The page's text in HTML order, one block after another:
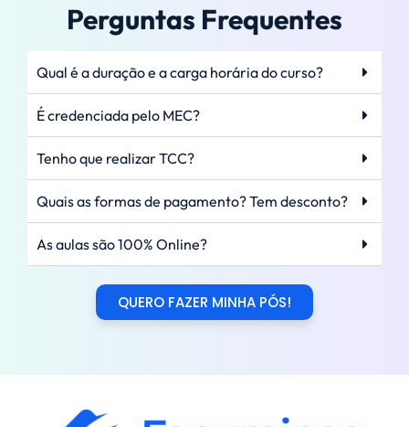
Perguntas Frequentes
Qual é a duração e a carga horária do curso?
É credenciada pelo MEC?
Tenho que realizar TCC?
Quais as formas de pagamento? Tem desconto?
As aulas são 100% Online?
QUERO FAZER MINHA PÓS!